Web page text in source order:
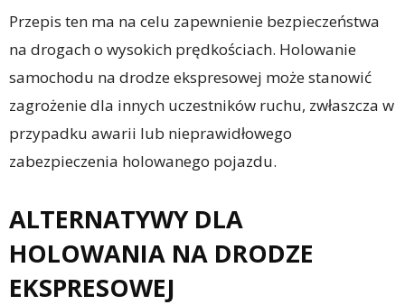
Przepis ten ma na celu zapewnienie bezpieczeństwa
na drogach o wysokich prędkościach. Holowanie
samochodu na drodze ekspresowej może stanowić
zagrożenie dla innych uczestników ruchu, zwłaszcza w
przypadku awarii lub nieprawidłowego
zabezpieczenia holowanego pojazdu.
ALTERNATYWY DLA
HOLOWANIA NA DRODZE
EKSPRESOWEJ